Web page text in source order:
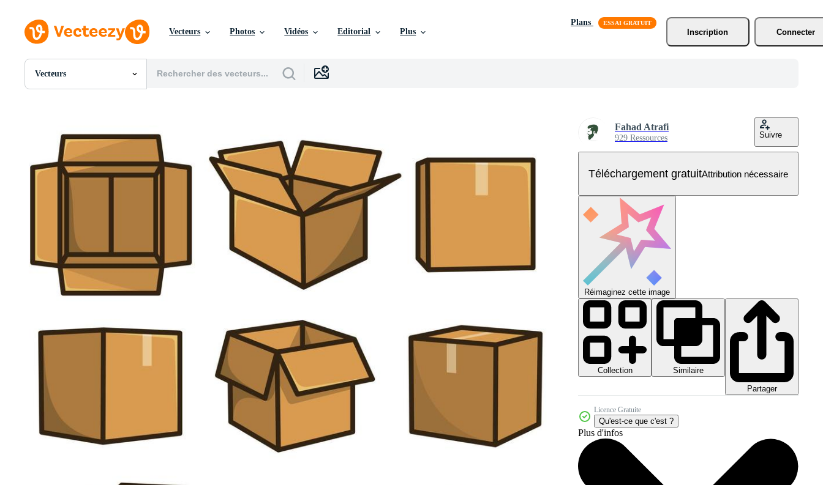
Vecteurs Photos Vidéos Editorial Plus
Plans
Inscription
Connecter
Vecteurs
Toutes Images
SVGs
Modèles
Vecteurs
Vidéos
Motion graphics
Fahad Atrafi
929 Ressources Suivre
Téléchargement gratuitAttribution nécessaire
Réimaginez cette image
Collection
Similaire
Partager
Licence Gratuite
Qu'est-ce que c'est ?
Plus d'infos